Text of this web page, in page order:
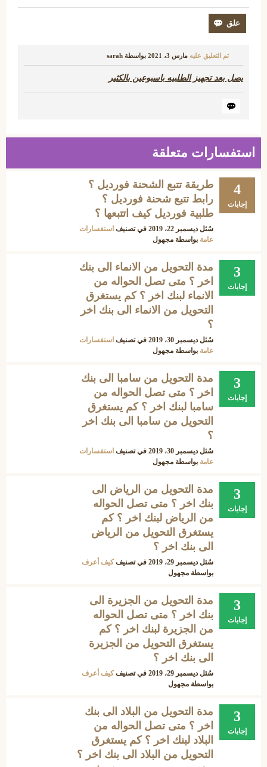
تم التعليق عليه مارس 3، 2021 بواسطة sarah
يصل بعد تجهيز الطلبيه باسبوعين بالكثير
استفسارات متعلقة
4
إجابات
طريقة تتبع الشحنة فورديل ؟
رابط تتبع شحنة فورديل ؟
طلبية فورديل كيف اتتبعها ؟
سُئل ديسمبر 22، 2019 في تصنيف استفسارات
عامة بواسطة مجهول
3
إجابات
مدة التحويل من الانماء الى بنك
اخر ؟ متى تصل الحواله من
الانماء لبنك اخر ؟ كم يستغرق
التحويل من الانماء الى بنك اخر
؟
سُئل ديسمبر 30، 2019 في تصنيف استفسارات
عامة بواسطة مجهول
3
إجابات
مدة التحويل من سامبا الى بنك
اخر ؟ متى تصل الحواله من
سامبا لبنك اخر ؟ كم يستغرق
التحويل من سامبا الى بنك اخر
؟
سُئل ديسمبر 30، 2019 في تصنيف استفسارات
عامة بواسطة مجهول
3
إجابات
مدة التحويل من الرياض الى
بنك اخر ؟ متى تصل الحواله
من الرياض لبنك اخر ؟ كم
يستغرق التحويل من الرياض
الى بنك اخر ؟
سُئل ديسمبر 29، 2019 في تصنيفكيف أعرف
بواسطة مجهول
3
إجابات
مدة التحويل من الجزيرة الى
بنك اخر ؟ متى تصل الحواله
من الجزيرة لبنك اخر ؟ كم
يستغرق التحويل من الجزيرة
الى بنك اخر ؟
سُئل ديسمبر 29، 2019 في تصنيفكيف أعرف
بواسطة مجهول
3
إجابات
مدة التحويل من البلاد الى بنك
اخر ؟ متى تصل الحواله من
البلاد لبنك اخر ؟ كم يستغرق
التحويل من البلاد الى بنك اخر ؟